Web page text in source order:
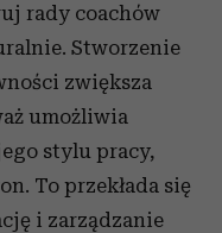
rady coachów
Stworzenie
zwiększa
umożliwia
stylu pracy,
To przekłada się
i zarządzanie